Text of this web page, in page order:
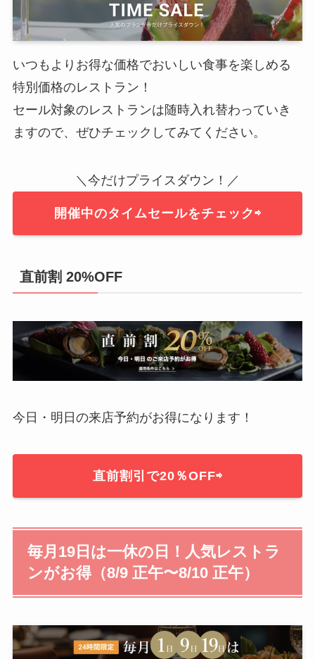
いつもよりお得な価格でおいしい食事を楽しめる
特別価格のレストラン！
セール対象のレストランは随時入れ替わっていき
ますので、ぜひチェックしてみてください。
＼今だけプライスダウン！／
開催中のタイムセールをチェック⇨
直前割 20%OFF
今日・明日の来店予約がお得になります！
直前割引で20％OFF⇨
毎月19日は一休の日！人気レストラ
ンがお得（8/9 正午〜8/10 正午）